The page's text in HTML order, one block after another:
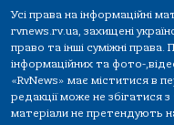
Усі права на інформаційні
rvnews.rv.ua, захищені
право та інші суміжні
інформаційних та фото-
«RvNews» має міститися в
редакції може не збігатися
матеріали не претендують